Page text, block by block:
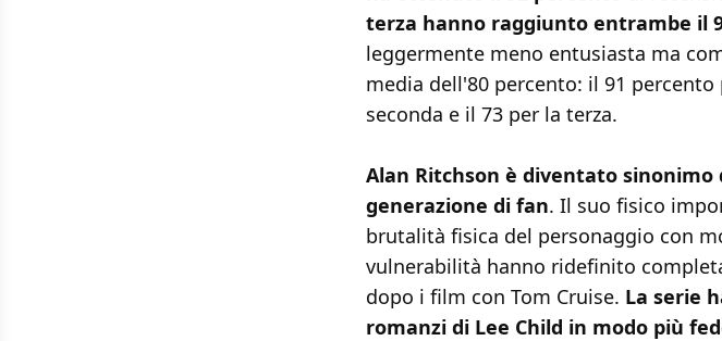
terza hanno raggiunto entrambe il
leggermente meno entusiasta ma
media dell'80 percento: il 91
seconda e il 73 per la terza.
Alan Ritchson è diventato sinonimo
generazione di fan. Il suo fisico
brutalità fisica del personaggio con
vulnerabilità hanno ridefinito
dopo i film con Tom Cruise. La serie
romanzi di Lee Child in modo più